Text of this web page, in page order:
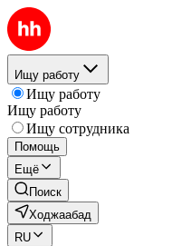
Ищу работу
Ищу работу
Ищу работу
Ищу сотрудника
Помощь
Ещё
Поиск
Ходжаабад
RU